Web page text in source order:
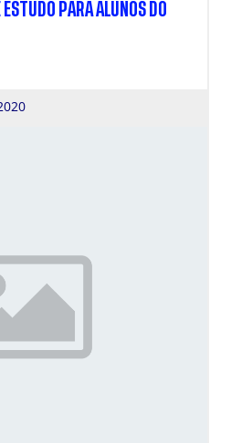
ESTUDO PARA ALUNOS DO